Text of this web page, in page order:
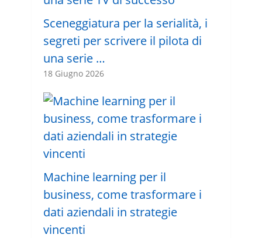
Sceneggiatura per la serialità, i
segreti per scrivere il pilota di
una serie …
18 Giugno 2026
Machine learning per il
business, come trasformare i
dati aziendali in strategie
vincenti